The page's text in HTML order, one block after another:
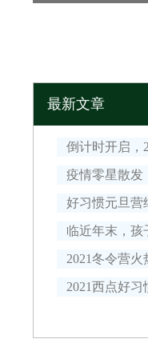
最新文章
临近年末，孩
2021西点好